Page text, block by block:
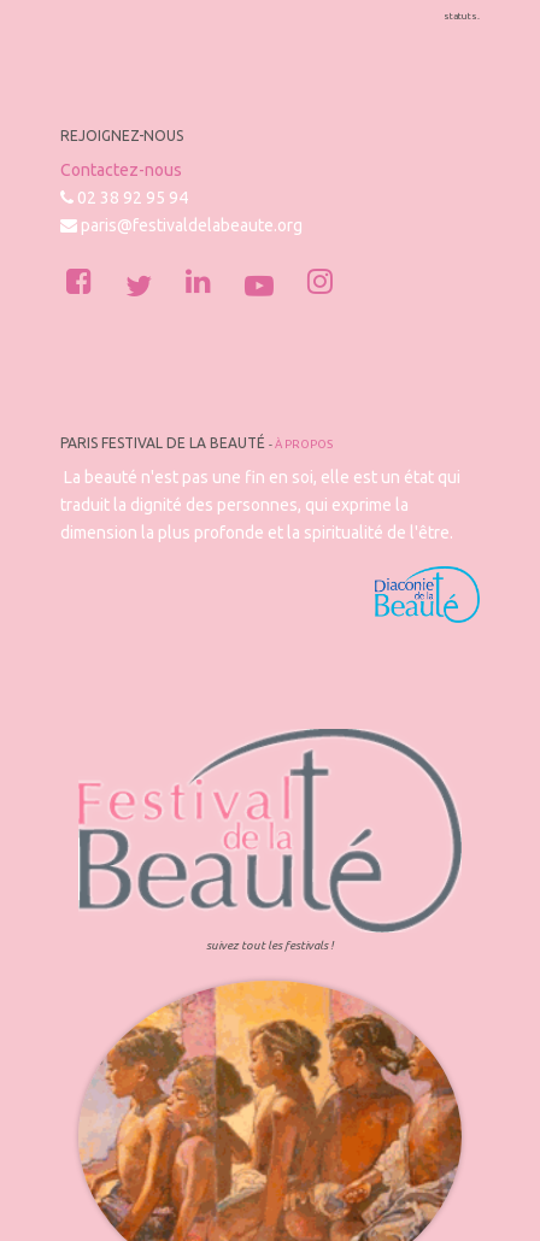
statuts.
REJOIGNEZ-NOUS
Contactez-nous
02 38 92 95 94
paris@festivaldelabeaute.org
PARIS FESTIVAL DE LA BEAUTÉ -À PROPOS
La beauté n'est pas une fin en soi, elle est un état qui
traduit la dignité des personnes, qui exprime la
dimension la plus profonde et la spiritualité de l'être.
suivez tout les festivals !